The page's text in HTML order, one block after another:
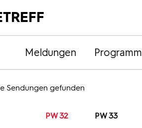
Meldungen Programm
Sendungen gefunden
PW 32 PW 33